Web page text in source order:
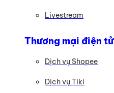
Livestream
Thương mại điện tử
Dịch vụ Shopee
Dịch vụ Tiki